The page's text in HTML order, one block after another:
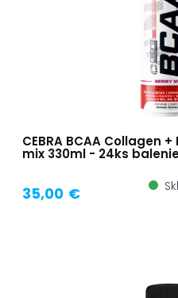
CEBRA BCAA Collagen
mix 330ml - 24ks
35,00 €